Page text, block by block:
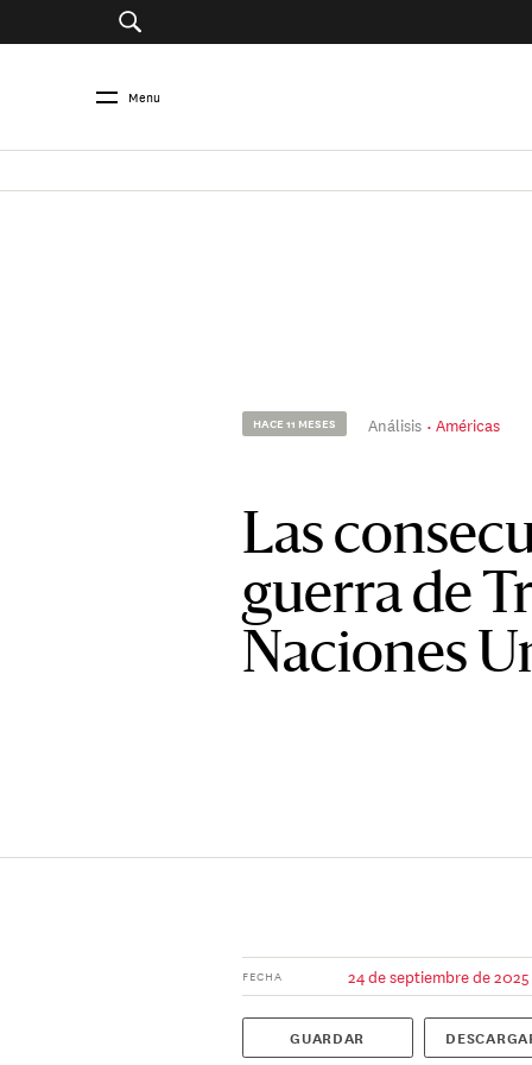
Menu
HACE 11 MESES Análisis Américas
Las
guerra de
Naciones
FECHA 24 de septiembre de 2025
GUARDAR